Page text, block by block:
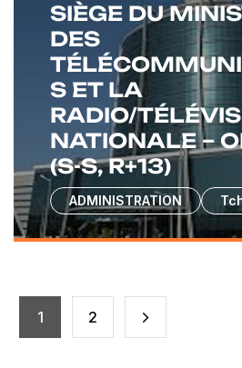
SIÈGE DU
DES
S ET LA
RADIO/
NATIONALE –
(S-S, R+13)
ADMINISTRATION
1 2